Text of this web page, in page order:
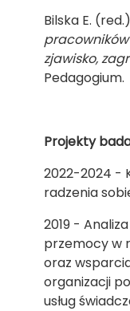
Bilska E.
zjawisko,
Pedagogium.
Projekty
2022-2024 -
radzenia
2019 -
przemocy w
oraz
organizacji
usług